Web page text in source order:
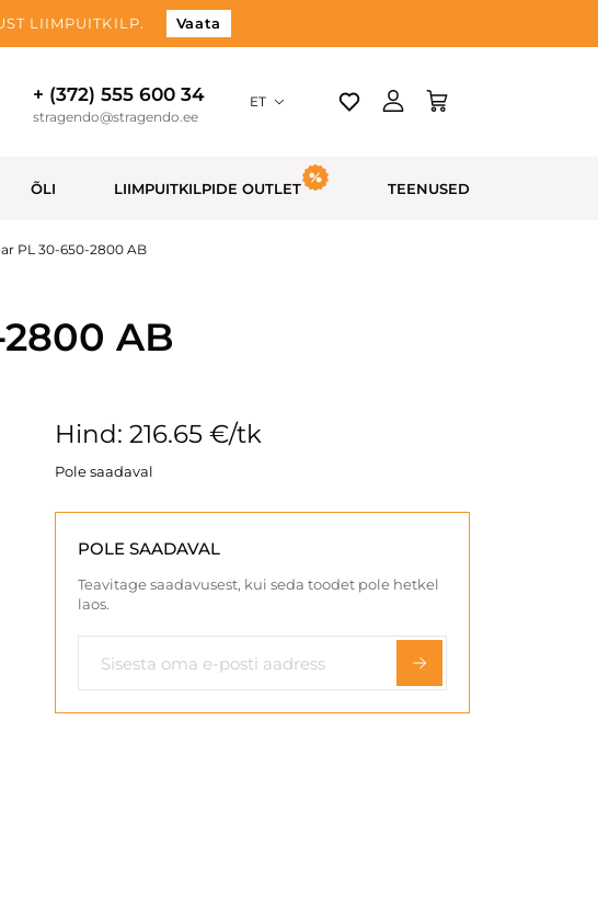
LIIMPUITKILP. Vaata
+ (372) 555 600 34
stragendo@stragendo.ee
ET
ÕLI LIIMPUITKILPIDE OUTLET TEENUSED
PL 30-650-2800 AB
AB
Hind: 216.65 €/tk
Pole saadaval
POLE SAADAVAL
Teavitage saadavusest, kui seda toodet pole hetkel
laos.